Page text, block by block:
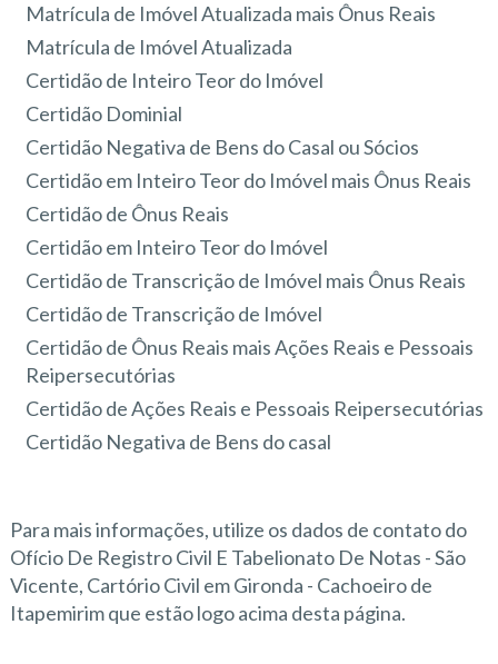
Matrícula de Imóvel Atualizada mais Ônus Reais
Matrícula de Imóvel Atualizada
Certidão de Inteiro Teor do Imóvel
Certidão Dominial
Certidão Negativa de Bens do Casal ou Sócios
Certidão em Inteiro Teor do Imóvel mais Ônus Reais
Certidão de Ônus Reais
Certidão em Inteiro Teor do Imóvel
Certidão de Transcrição de Imóvel mais Ônus Reais
Certidão de Transcrição de Imóvel
Certidão de Ônus Reais mais Ações Reais e Pessoais
Reipersecutórias
Certidão de Ações Reais e Pessoais Reipersecutórias
Certidão Negativa de Bens do casal
Para mais informações, utilize os dados de contato do
Ofício De Registro Civil E Tabelionato De Notas - São
Vicente, Cartório Civil em Gironda - Cachoeiro de
Itapemirim que estão logo acima desta página.